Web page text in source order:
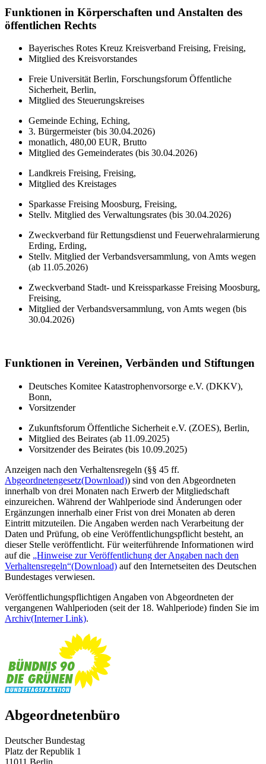
Funktionen in Körperschaften und Anstalten des
öffentlichen Rechts
Bayerisches Rotes Kreuz Kreisverband Freising, Freising,
Mitglied des Kreisvorstandes
Freie Universität Berlin, Forschungsforum Öffentliche
Sicherheit, Berlin,
Mitglied des Steuerungskreises
Gemeinde Eching, Eching,
3. Bürgermeister (bis 30.04.2026)
monatlich, 480,00 EUR, Brutto
Mitglied des Gemeinderates (bis 30.04.2026)
Landkreis Freising, Freising,
Mitglied des Kreistages
Sparkasse Freising Moosburg, Freising,
Stellv. Mitglied des Verwaltungsrates (bis 30.04.2026)
Zweckverband für Rettungsdienst und Feuerwehralarmierung
Erding, Erding,
Stellv. Mitglied der Verbandsversammlung, von Amts wegen
(ab 11.05.2026)
Zweckverband Stadt- und Kreissparkasse Freising Moosburg,
Freising,
Mitglied der Verbandsversammlung, von Amts wegen (bis
30.04.2026)
Funktionen in Vereinen, Verbänden und Stiftungen
Deutsches Komitee Katastrophenvorsorge e.V. (DKKV),
Bonn,
Vorsitzender
Zukunftsforum Öffentliche Sicherheit e.V. (ZOES), Berlin,
Mitglied des Beirates (ab 11.09.2025)
Vorsitzender des Beirates (bis 10.09.2025)
Anzeigen nach den Verhaltensregeln (§§ 45 ff.
Abgeordnetengesetz(Download)) sind von den Abgeordneten
innerhalb von drei Monaten nach Erwerb der Mitgliedschaft
einzureichen. Während der Wahlperiode sind Änderungen oder
Ergänzungen innerhalb einer Frist von drei Monaten ab deren
Eintritt mitzuteilen. Die Angaben werden nach Verarbeitung der
Daten und Prüfung, ob eine Veröffentlichungspflicht besteht, an
dieser Stelle veröffentlicht. Für weiterführende Informationen wird
auf die „Hinweise zur Veröffentlichung der Angaben nach den
Verhaltensregeln“(Download) auf den Internetseiten des Deutschen
Bundestages verwiesen.
Veröffentlichungspflichtigen Angaben von Abgeordneten der
vergangenen Wahlperioden (seit der 18. Wahlperiode) finden Sie im
Archiv(Interner Link).
Abgeordnetenbüro
Deutscher Bundestag
Platz der Republik 1
11011 Berlin